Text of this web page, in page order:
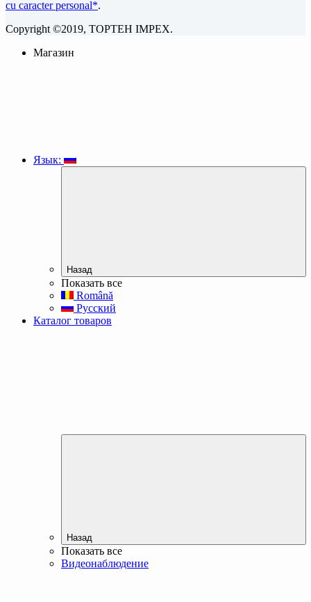
cu caracter personal*.
Copyright ©2019, TOPTEH IMPEX.
Магазин
Язык:
Назад
Показать все
Română
Русский
Каталог товаров
Назад
Показать все
Видеонаблюдение